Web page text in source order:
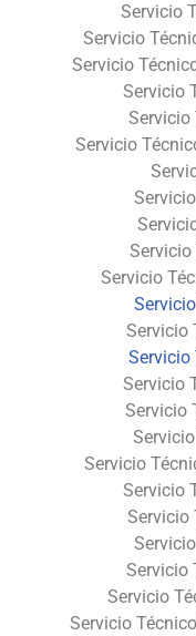
Servicio
Servicio
Servicio
Servicio
Servicio
Servicio
Servicio
Servicio
Servicio
Servicio
Servicio
Servicio
Servicio
Servicio
Servicio
Servicio
Servicio
Servicio